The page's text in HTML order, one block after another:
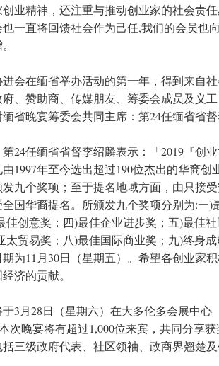
业精神，还注重与推动创业家的社会责
一直将回馈社会作为己任,我们的会员也
进会在缅省举办活动的第一年，得到来自
、赞助商、传媒朋友、筹委会成员及义
省晚宴筹委会共同主席：第24任缅省省
24任缅省省督李绍麟表示：「2019『创
1997年至今选出超过190位杰出的华裔
九个奖项；至于提名地域方面，由只接
国华裔提名。所颁发九个奖项分别为:一)
佳创意奖；四)最佳企业进步奖；五)最佳
太贸易奖；八)最佳国际商业奖；九)终身
为11月30日（星期五）。希望各创业家
济的贡献。
3月28日（星期六）在大多伦多会展中心
次晚宴将有超过1,000位来宾，共同分享
三级政府代表、社区领袖、政商界翘楚